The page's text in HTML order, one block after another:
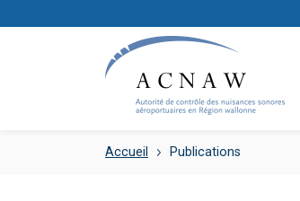
Accueil Publications